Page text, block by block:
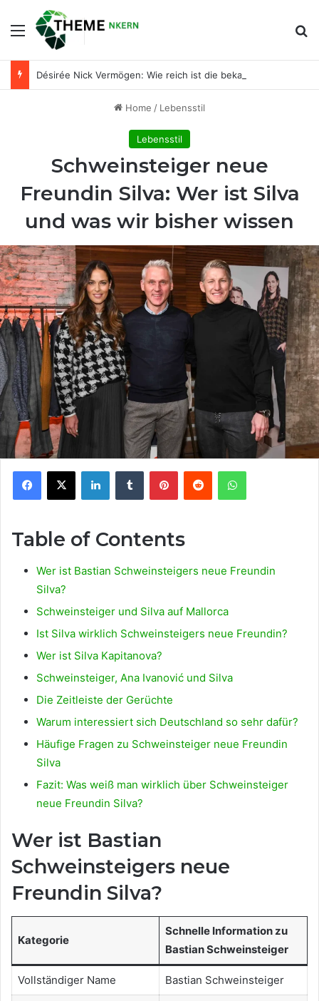
Menu
Home / Lebensstil
Lebensstil
Schweinsteiger neue
Freundin Silva: Wer ist Silva
und was wir bisher wissen
Facebook
X LinkedInTumblr PinterestReddit WhatsApp
Table of Contents
Wer ist Bastian Schweinsteigers neue Freundin
Silva?
Schweinsteiger und Silva auf Mallorca
Ist Silva wirklich Schweinsteigers neue Freundin?
Wer ist Silva Kapitanova?
Schweinsteiger, Ana Ivanović und Silva
Die Zeitleiste der Gerüchte
Warum interessiert sich Deutschland so sehr dafür?
Häufige Fragen zu Schweinsteiger neue Freundin
Silva
Fazit: Was weiß man wirklich über Schweinsteiger
neue Freundin Silva?
Wer ist Bastian
Schweinsteigers neue
Freundin Silva?
Kategorie
Schnelle Information zu
Bastian Schweinsteiger
Vollständiger Name Bastian Schweinsteiger